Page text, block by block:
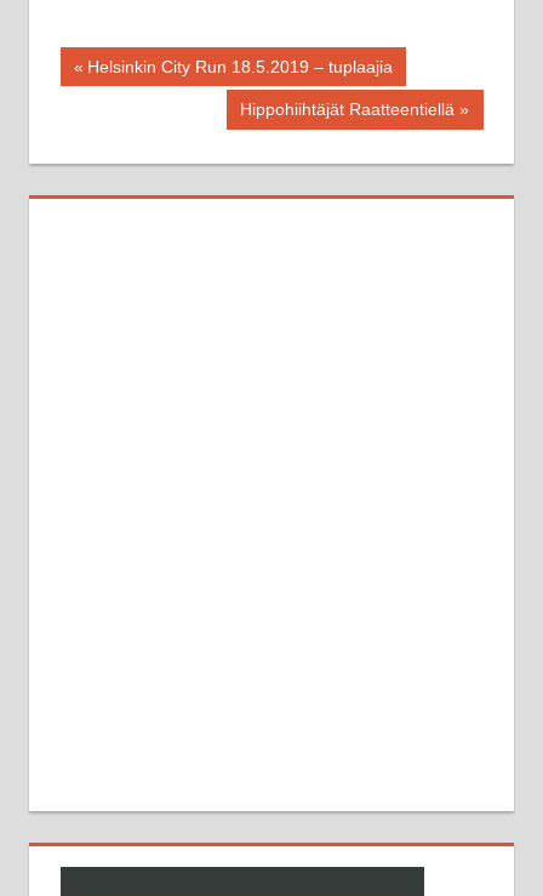
Artikkelien
Previous
Helsinkin City Run 18.5.2019 – tuplaajia
Next
Hippohiihtäjät Raatteentiellä